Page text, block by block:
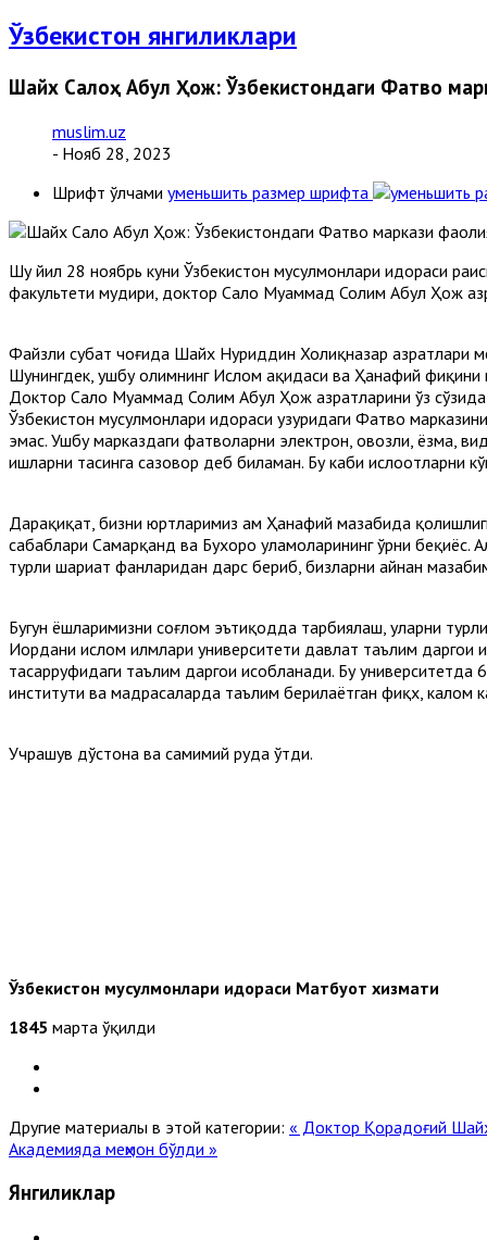
Ўзбекистон янгиликлари
Шайх Салоҳ Абул Ҳож: Ўзбекистондаги Фатво
muslim.uz
- Нояб 28, 2023
Шрифт ўлчами уменьшить размер шрифта
Шу йил 28 ноябрь куни Ўзбекистон мусулмонлари идораси
факультети мудири, доктор Салоҳ Муҳаммад Солим Абул Ҳож
Файзли суҳбат чоғида Шайх Нуриддин Холиқназар
Шунингдек, ушбу олимнинг Ислом ақидаси ва Ҳанафий
Доктор Салоҳ Муҳаммад Солим Абул Ҳож ҳазратларини ўз
Ўзбекистон мусулмонлари идораси ҳузуридаги Фатво
эмас. Ушбу марказдаги фатволарни электрон, овозли, ёзма,
ишларни таҳсинга сазовор деб биламан. Бу каби ислоҳотларни
Дарҳақиқат, бизни юртларимиз ҳам Ҳанафий мазҳабида
сабаблари Самарқанд ва Бухоро уламоларининг ўрни беқиёс.
турли шариат фанларидан дарс бериб, бизларни айнан
Бугун ёшларимизни соғлом эътиқодда тарбиялаш, уларни
Иордани ислом илмлари университети давлат таълим
тасарруфидаги таълим даргоҳи ҳисобланади. Бу
институти ва мадрасаларда таълим берилаётган фиқх, калом
Учрашув дўстона ва самимий руҳда ўтди.
Ўзбекистон мусулмонлари идораси Матбуот хизмати
1845 марта ўқилди
Другие материалы в этой категории: « Доктор Қорадоғий Шайх
Академияда меҳмон бўлди »
Янгиликлар